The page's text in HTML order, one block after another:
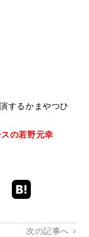
するかまやつひ
の若野元幸
Boo
rk
次の記事へ